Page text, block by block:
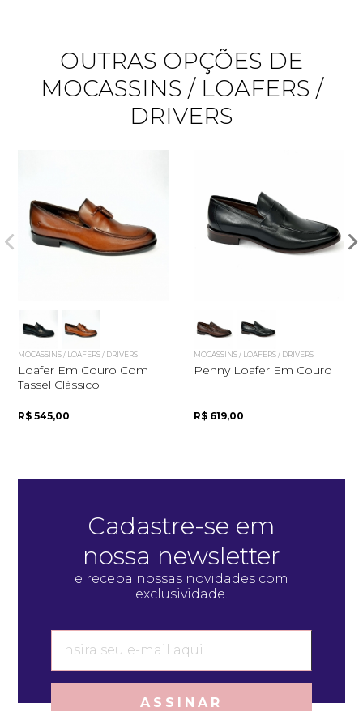
OUTRAS OPÇÕES DE
MOCASSINS / LOAFERS /
DRIVERS
MOCASSINS / LOAFERS / DRIVERS
Loafer Em Couro Com
Tassel Clássico
R$ 545,00
MOCASSINS / LOAFERS / DRIVERS
Penny Loafer Em Couro
R$ 619,00
Cadastre-se em
nossa newsletter
e receba nossas novidades com
exclusividade.
ASSINAR